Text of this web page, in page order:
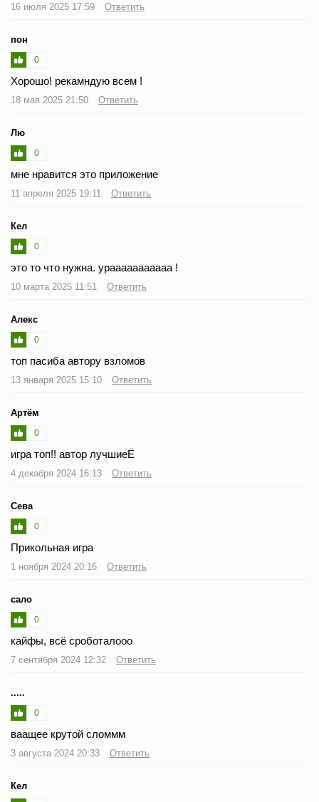
16 июля 2025 17:59 Ответить
пон
0
Хорошо! рекамндую всем !
18 мая 2025 21:50 Ответить
Лю
0
мне нравится это приложение
11 апреля 2025 19:11 Ответить
Кел
0
это то что нужна. урааааааааааа !
10 марта 2025 11:51 Ответить
Алекс
0
топ пасиба автору взломов
13 января 2025 15:10 Ответить
Артём
0
игра топ!! автор лучшиеЁ
4 декабря 2024 16:13 Ответить
Сева
0
Прикольная игра
1 ноября 2024 20:16 Ответить
сало
0
кайфы, всё сроботалооо
7 сентября 2024 12:32 Ответить
.....
0
ваащее крутой сломмм
3 августа 2024 20:33 Ответить
Кел